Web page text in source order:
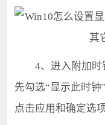
4、进入附加时
先勾选“显示此时
点击应用和确定选